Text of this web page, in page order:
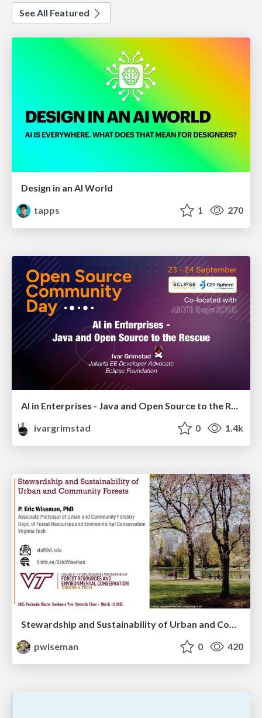
See All Featured
Design in an AI World
tapps
1 270
AI in Enterprises - Java and Open Source to the Rescue
ivargrimstad
0 1.4k
pwiseman
0 420